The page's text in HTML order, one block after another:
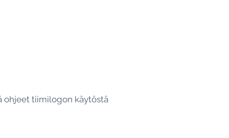
ohjeet tiimilogon käytöstä